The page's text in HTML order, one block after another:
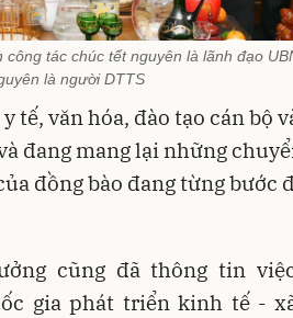
tác chúc tết nguyên là lãnh đạo
là người DTTS
tế, văn hóa, đào tạo cán bộ
đang mang lại những
đồng bào đang từng bước
cũng đã thông tin
gia phát triển kinh tế -